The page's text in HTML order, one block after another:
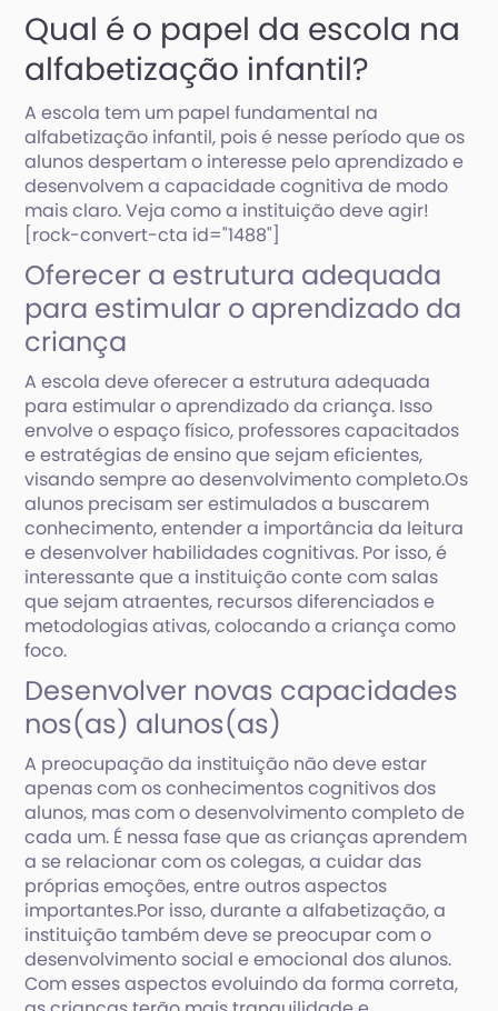
Qual é o papel da escola na
alfabetização infantil?
A escola tem um papel fundamental na
alfabetização infantil, pois é nesse período que os
alunos despertam o interesse pelo aprendizado e
desenvolvem a capacidade cognitiva de modo
mais claro. Veja como a instituição deve agir!
[rock-convert-cta id="1488"]
Oferecer a estrutura adequada
para estimular o aprendizado da
criança
A escola deve oferecer a estrutura adequada
para estimular o aprendizado da criança. Isso
envolve o espaço físico, professores capacitados
e estratégias de ensino que sejam eficientes,
visando sempre ao desenvolvimento completo.Os
alunos precisam ser estimulados a buscarem
conhecimento, entender a importância da leitura
e desenvolver habilidades cognitivas. Por isso, é
interessante que a instituição conte com salas
que sejam atraentes, recursos diferenciados e
metodologias ativas, colocando a criança como
foco.
Desenvolver novas capacidades
nos(as) alunos(as)
A preocupação da instituição não deve estar
apenas com os conhecimentos cognitivos dos
alunos, mas com o desenvolvimento completo de
cada um. É nessa fase que as crianças aprendem
a se relacionar com os colegas, a cuidar das
próprias emoções, entre outros aspectos
importantes.Por isso, durante a alfabetização, a
instituição também deve se preocupar com o
desenvolvimento social e emocional dos alunos.
Com esses aspectos evoluindo da forma correta,